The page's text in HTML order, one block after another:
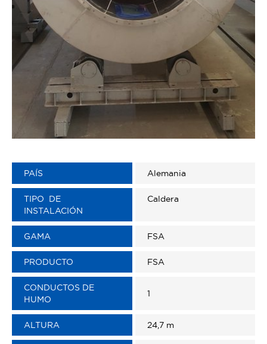
PAÍS Alemania
TIPO DE
INSTALACIÓN
Caldera
GAMA FSA
PRODUCTO FSA
CONDUCTOS DE
HUMO
1
ALTURA 24,7 m